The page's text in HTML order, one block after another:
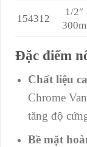
154312
1/2″
Đặc điểm
Chất liệu
Chrome
tăng độ
Bề mặt